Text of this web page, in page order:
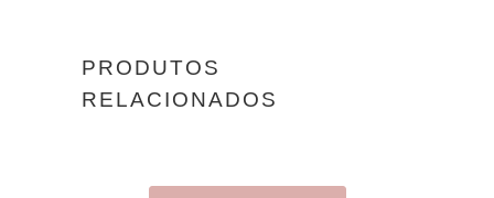
PRODUTOS
RELACIONADOS